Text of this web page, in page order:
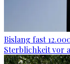
Bislang fast
Sterblichkeit vor